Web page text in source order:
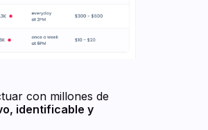
con millones de
identificable y